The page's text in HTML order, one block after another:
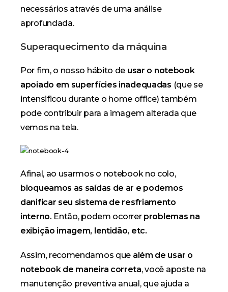
necessários através de uma análise
aprofundada.
Superaquecimento da máquina
Por fim, o nosso hábito de usar o notebook
apoiado em superfícies inadequadas (que se
intensificou durante o home office) também
pode contribuir para a imagem alterada que
vemos na tela.
Afinal, ao usarmos o notebook no colo,
bloqueamos as saídas de ar e podemos
danificar seu sistema de resfriamento
interno. Então, podem ocorrer problemas na
exibição imagem, lentidão, etc.
Assim, recomendamos que além de usar o
notebook de maneira correta, você aposte na
manutenção preventiva anual, que ajuda a